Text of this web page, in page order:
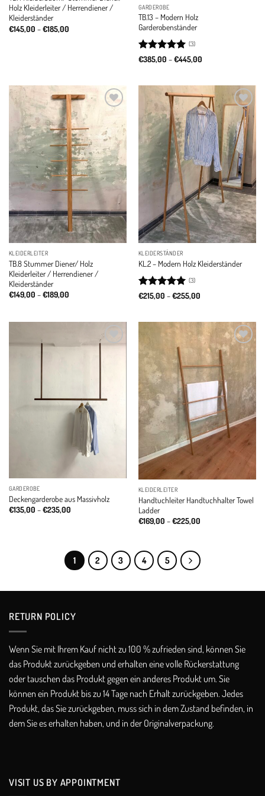
Holz Kleiderleiter / Herrendiener /
Kleiderständer
€145,00 –€185,00Price
GARDEROBE
TB.13 – Modern Holz
Garderobenständer
Rated5
(3)
€385,00 –€445,00Price
wishlist
KLEIDERLEITER
TB.8 Stummer Diener/ Holz
Kleiderleiter / Herrendiener /
Kleiderständer
€149,00 –€189,00Price
€189,00
Add to
wishlist
KLEIDERSTÄNDER
KL.2 – Modern Holz Kleiderständer
Rated 5
(3)
€215,00 –€255,00Price
€255,00
GARDEROBE
Deckengarderobe aus Massivholz
€135,00 –€235,00Price
Add to
wishlist
KLEIDERLEITER
Handtuchleiter Handtuchhalter Towel
Ladder
€169,00 –€225,00Price
1 2 3 4 5
RETURN POLICY​
Wenn Sie mit Ihrem Kauf nicht zu 100 % zufrieden sind, können Sie
das Produkt zurückgeben und erhalten eine volle Rückerstattung
oder tauschen das Produkt gegen ein anderes Produkt um. Sie
können ein Produkt bis zu 14 Tage nach Erhalt zurückgeben. Jedes
Produkt, das Sie zurückgeben, muss sich in dem Zustand befinden, in
dem Sie es erhalten haben, und in der Originalverpackung.
VISIT US BY APPOINTMENT